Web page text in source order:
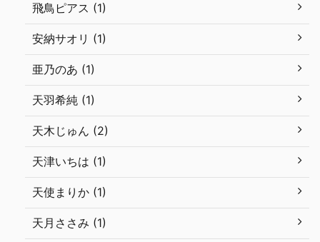
飛鳥ピアス (1)
安納サオリ (1)
亜乃のあ (1)
天羽希純 (1)
天木じゅん (2)
天津いちは (1)
天使まりか (1)
天月ささみ (1)